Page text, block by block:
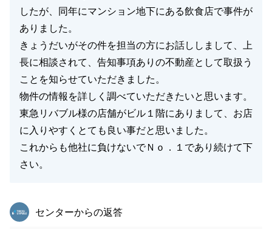
したが、同年にマンション地下にある飲食店で事件が
ありました。
きょうだいがその件を担当の方にお話ししまして、上
長に相談されて、告知事項ありの不動産として取扱う
ことを知らせていただきました。
物件の情報を詳しく調べていただきたいと思います。
東急リバブル様の店舗がビル１階にありまして、お店
に入りやすくとても良い事だと思いました。
これからも他社に負けないでＮｏ．１であり続けて下
さい。
東急リバブル
センターからの返答